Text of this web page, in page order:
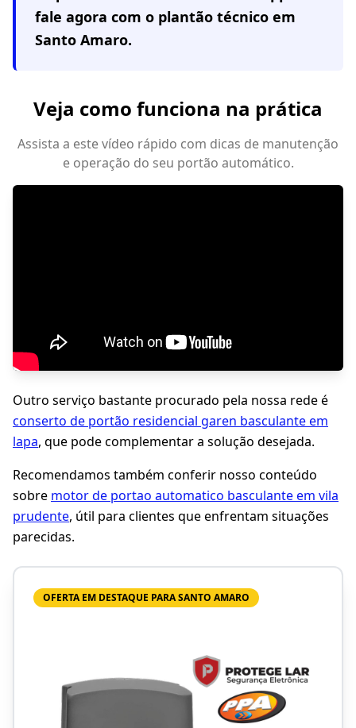
fale agora com o plantão técnico em
Santo Amaro.
Veja como funciona na prática
Assista a este vídeo rápido com dicas de manutenção
e operação do seu portão automático.
Outro serviço bastante procurado pela nossa rede é
conserto de portão residencial garen basculante em
lapa, que pode complementar a solução desejada.
Recomendamos também conferir nosso conteúdo
sobre motor de portao automatico basculante em vila
prudente, útil para clientes que enfrentam situações
parecidas.
OFERTA EM DESTAQUE PARA SANTO AMARO